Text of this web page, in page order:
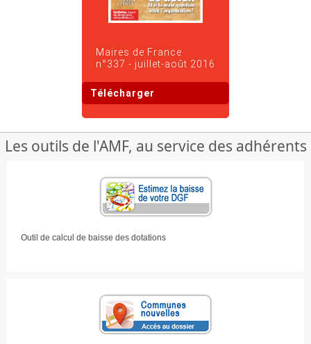
Maires de France
n°337 - juillet-août 2016
Télécharger
Les outils de l'AMF, au service des adhérents
Outil de calcul de baisse des dotations